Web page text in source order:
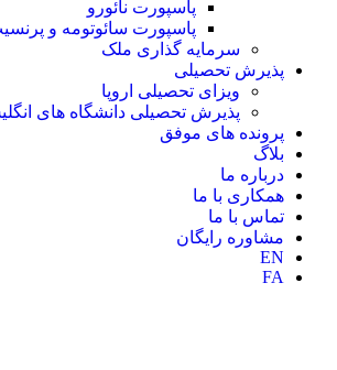
پاسپورت نائورو
پاسپورت سائوتومه و
سرمایه گذاری ملک
پذیرش تحصیلی
ویزای تحصیلی اروپا
پذیرش تحصیلی دانشگاه های
پرونده های موفق
بلاگ
درباره ما
همکاری با ما
تماس با ما
مشاوره رایگان
EN
FA